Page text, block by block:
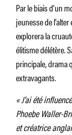
Par le biais d’un
jeunesse de
explorera la
élitisme délétère.
principale, drama
extravagants.
« J’ai été
Phoebe Waller-
et créatrice